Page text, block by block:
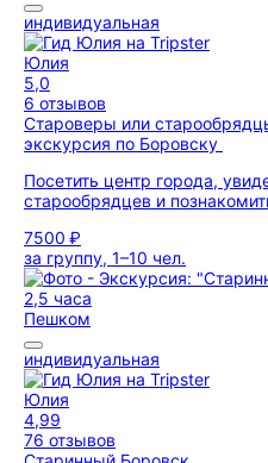
индивидуальная
Юлия
5,0
6 отзывов
Староверы или
экскурсия по Боровску
Посетить центр города,
старообрядцев и
7500 ₽
за группу, 1–10 чел.
2,5 часа
Пешком
индивидуальная
Юлия
4,99
76 отзывов